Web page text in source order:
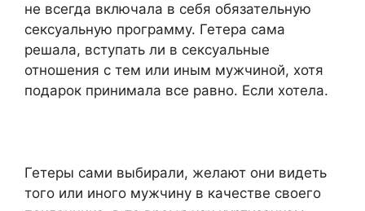
не всегда включала в себя обязательную
сексуальную программу. Гетера сама
решала, вступать ли в сексуальные
отношения с тем или иным мужчиной, хотя
подарок принимала все равно. Если хотела.
Гетеры сами выбирали, желают они видеть
того или иного мужчину в качестве своего